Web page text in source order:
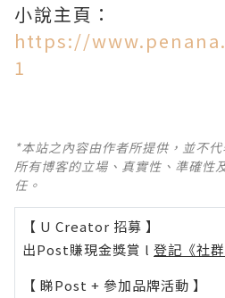
小說主頁：
https://
1
*本站之內容由作者所提供，並不
所有博客的立場、真實性、準確性
任。
【 U Creator 招募 】
出Post賺現金獎賞 l 登記《社
【 睇Post + 參加品牌活動 】